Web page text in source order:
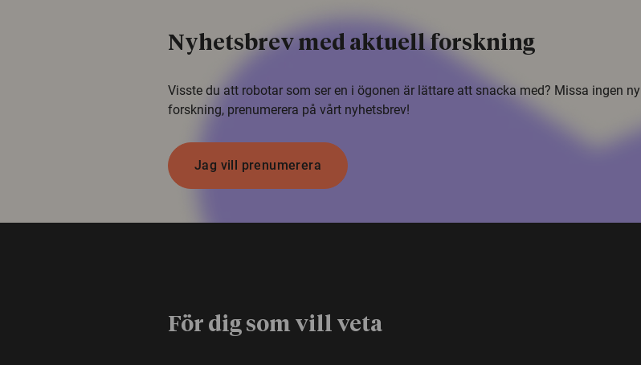
Nyhetsbrev med aktuell forskning
Visste du att robotar som ser en i ögonen är lättare att snacka med? Missa ingen ny
forskning, prenumerera på vårt nyhetsbrev!
Jag vill prenumerera
För dig som vill veta